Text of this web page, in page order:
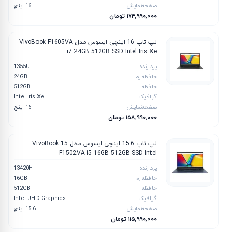
صفحه‌نمایش
16 اینچ
۱۷۴٬۹۹۰٬۰۰۰ تومان
لپ تاپ 16 اینچی ایسوس مدل VivoBook F1605VA
i7 24GB 512GB SSD Intel Iris Xe
پردازنده
1355U
حافظه رم
24GB
حافظه
512GB
گرافیک
Intel Iris Xe
صفحه‌نمایش
16 اینچ
۱۵۸٬۹۹۰٬۰۰۰ تومان
لپ تاپ 15.6 اینچی ایسوس مدل VivoBook 15
F1502VA i5 16GB 512GB SSD Intel
پردازنده
13420H
حافظه رم
16GB
حافظه
512GB
گرافیک
Intel UHD Graphics
صفحه‌نمایش
15.6 اینچ
۱۱۵٬۹۹۰٬۰۰۰ تومان